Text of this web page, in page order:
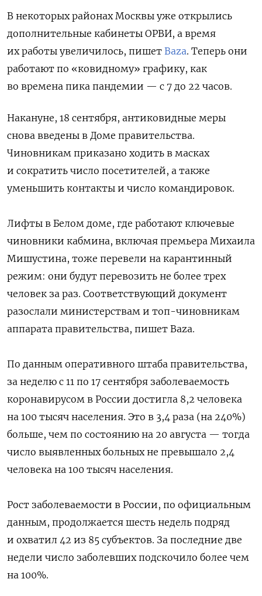
В некоторых районах Москвы уже открылись
дополнительные кабинеты ОРВИ, а время
их работы увеличилось, пишет Baza. Теперь они
работают по «ковидному» графику, как
во времена пика пандемии — с 7 до 22 часов.
Накануне, 18 сентября, антиковидные меры
снова введены в Доме правительства.
Чиновникам приказано ходить в масках
и сократить число посетителей, а также
уменьшить контакты и число командировок.
Лифты в Белом доме, где работают ключевые
чиновники кабмина, включая премьера Михаила
Мишустина, тоже перевели на карантинный
режим: они будут перевозить не более трех
человек за раз. Соответствующий документ
разослали министерствам и топ-чиновникам
аппарата правительства, пишет Baza.
По данным оперативного штаба правительства,
за неделю с 11 по 17 сентября заболеваемость
коронавирусом в России достигла 8,2 человека
на 100 тысяч населения. Это в 3,4 раза (на 240%)
больше, чем по состоянию на 20 августа — тогда
число выявленных больных не превышало 2,4
человека на 100 тысяч населения.
Рост заболеваемости в России, по официальным
данным, продолжается шесть недель подряд
и охватил 42 из 85 субъектов. За последние две
недели число заболевших подскочило более чем
на 100%.